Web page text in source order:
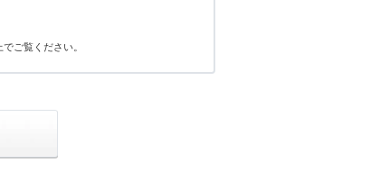
ご覧ください。